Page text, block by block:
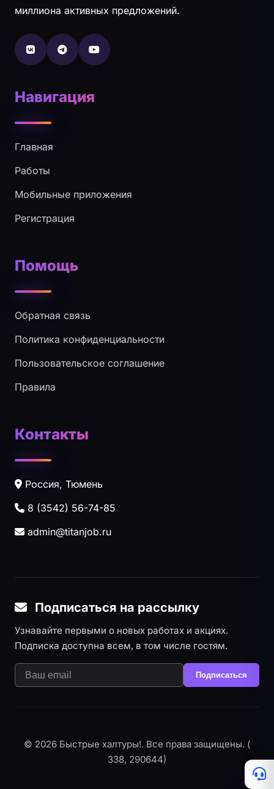
миллиона активных предложений.
Навигация
Главная
Работы
Мобильные приложения
Регистрация
Помощь
Обратная связь
Политика конфиденциальности
Пользовательское соглашение
Правила
Контакты
Россия, Тюмень
8 (3542) 56-74-85
admin@titanjob.ru
Подписаться на рассылку
Узнавайте первыми о новых работах и акциях.
Подписка доступна всем, в том числе гостям.
Подписаться
© 2026 Быстрые халтуры!. Все права защищены. (
338, 290644)